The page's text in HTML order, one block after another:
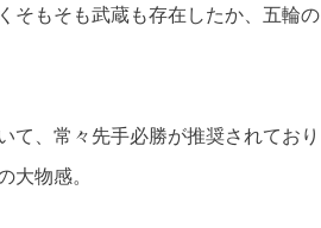
そもそも武蔵も存在したか、五輪の
て、常々先手必勝が推奨されており
大物感。